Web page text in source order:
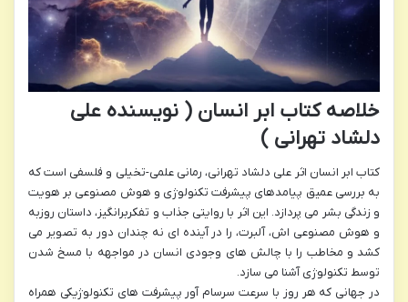
خلاصه کتاب ابر انسان ( نویسنده علی
دلشاد تهرانی )
کتاب ابر انسان اثر علی دلشاد تهرانی، رمانی علمی-تخیلی و فلسفی است که
به بررسی عمیق پیامدهای پیشرفت تکنولوژی و هوش مصنوعی بر هویت
و زندگی بشر می پردازد. این اثر با روایتی جذاب و تفکربرانگیز، داستان روزبه
و هوش مصنوعی اش، آلبرت، را در آینده ای نه چندان دور به تصویر می
کشد و مخاطب را با چالش های وجودی انسان در مواجهه با مسخ شدن
توسط تکنولوژی آشنا می سازد.
در جهانی که هر روز با سرعت سرسام آور پیشرفت های تکنولوژیکی همراه